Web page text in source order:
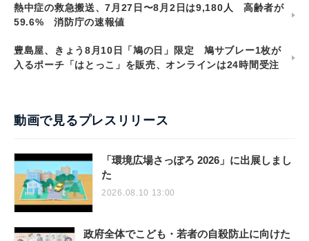
熱中症の救急搬送、7月27日〜8月2日は9,180人 高齢者が
59.6% 消防庁の速報値
豊島屋、きょう8月10日「鳩の日」限定 鳩サブレー1枚が
入るポーチ「はとっこ」を販売、オンラインは24時間受注
動画で見るプレスリリース
「環境広場さっぽろ 2026」に出展しまし
た
2026.08.10 13:00
政府全体でこども・若者の自殺防止に向けた